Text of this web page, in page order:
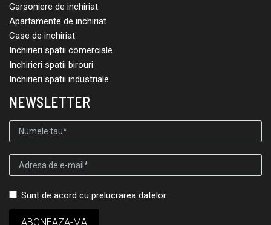
Garsoniere de inchiriat
Apartamente de inchiriat
Case de inchiriat
Inchirieri spatii comerciale
Inchirieri spatii birouri
Inchirieri spatii industriale
NEWSLETTER
Sunt de acord cu prelucrarea datelor